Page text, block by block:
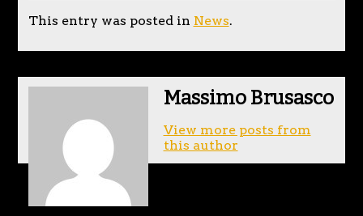
This entry was posted in News.
Massimo Brusasco
View more posts from
this author